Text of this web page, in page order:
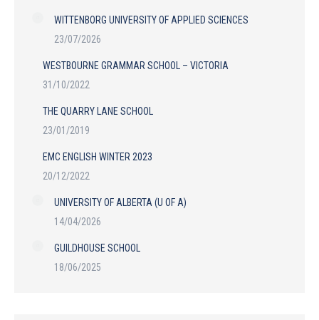
WITTENBORG UNIVERSITY OF APPLIED SCIENCES
23/07/2026
WESTBOURNE GRAMMAR SCHOOL – VICTORIA
31/10/2022
THE QUARRY LANE SCHOOL
23/01/2019
EMC ENGLISH WINTER 2023
20/12/2022
UNIVERSITY OF ALBERTA (U OF A)
14/04/2026
GUILDHOUSE SCHOOL
18/06/2025